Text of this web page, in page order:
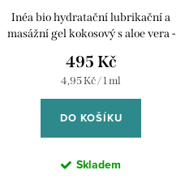
Inéa bio hydratační lubrikační a
masážní gel kokosový s aloe vera -
495 Kč
Měrná
4,95 Kč / 1 ml
DO KOŠÍKU
Skladem